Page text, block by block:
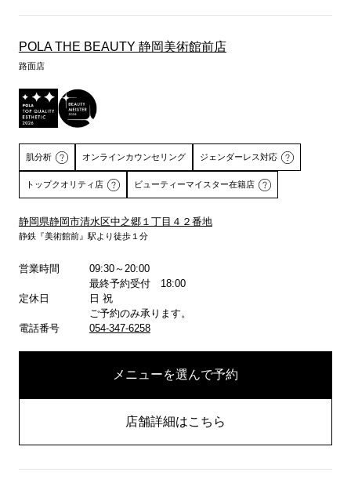
POLA THE BEAUTY 静岡美術館前店
路面店
肌分析 オンラインカウンセリング ジェンダーレス対応
トップクオリティ店 ビューティーマイスター在籍店
静岡県静岡市清水区中之郷１丁目４２番地
静鉄『美術館前』駅より徒歩１分
営業時間
09:30～20:00
最終予約受付 18:00
定休日
日 祝
ご予約のみ承ります。
電話番号
054-347-6258
メニューを選んで予約
店舗詳細はこちら